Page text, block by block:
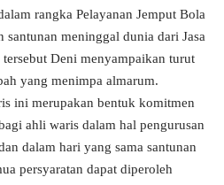
rangka Pelayanan Jemput Bola
santunan meninggal dunia dari Jasa
Deni menyampaikan turut
yang menimpa almarum.
ini merupakan bentuk komitmen
ahli waris dalam hal pengurusan
dalam hari yang sama santunan
persyaratan dapat diperoleh